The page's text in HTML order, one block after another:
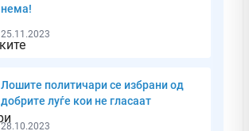
нема!
25.11.2023
Лошите политичари се избрани од
добрите луѓе кои не гласаат
28.10.2023